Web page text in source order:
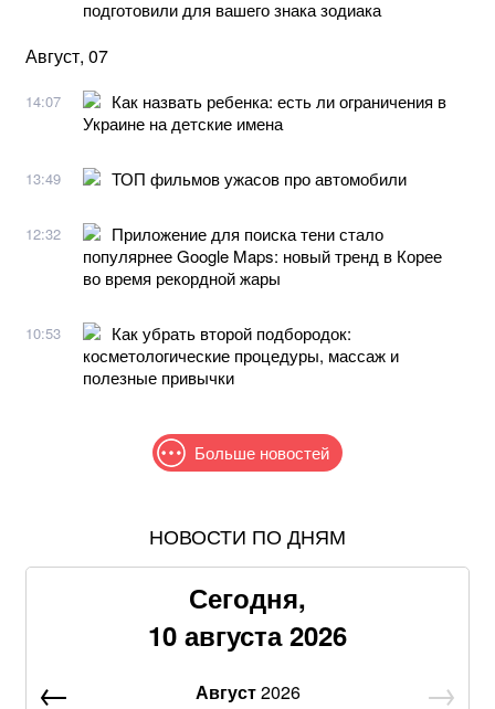
подготовили для вашего знака зодиака
Август, 07
14:07
Как назвать ребенка: есть ли ограничения в
Украине на детские имена
13:49 ТОП фильмов ужасов про автомобили
12:32
Приложение для поиска тени стало
популярнее Google Maps: новый тренд в Корее
во время рекордной жары
10:53
Как убрать второй подбородок:
косметологические процедуры, массаж и
полезные привычки
Больше новостей
Вкусный салат из пекинской капусты, яиц и свежих
Ученые неожиданно обнаружили, что мозг лжет о
том, что видят глаза: как это происходит
Как приготовить вкусную и красивую творожную
НОВОСТИ ПО ДНЯМ
Сегодня,
10 августа 2026
Август2026